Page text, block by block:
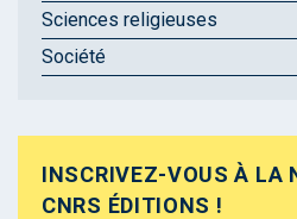
Sciences religieuses
Société
INSCRIVEZ-VOUS À LA
CNRS ÉDITIONS !